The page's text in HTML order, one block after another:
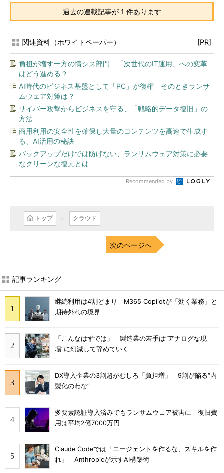
過去の連載記事が 1 件あります
関連資料（ホワイトペーパー） [PR]
負担が増す一方の情シス部門 「次世代のIT運用」への変革
はどう進める？
AI時代のビジネス基盤として「PC」が復権 そのときランサ
ムウェア対策は？
サイバー攻撃からビジネスを守る、「戦略的データ復旧」の
方法
商用利用の安全性を確保し大量のコンテンツを高速で生成す
る、AI活用の秘訣
バックアップだけでは防げない、ランサムウェア対策に必要
なクリーンな復元とは
Recommended by
トップ クラウド
次のページへ
記事ランキング
継続利用は4割どまり M365 Copilotが「効く業務」と
期待外れの境界
「こんなはずでは」 製造業の若手は“アナログな現
場”に幻滅して辞めていく
DX導入企業の3割超がむしろ「負担増」 9割が陥る“内
製化のわな”
多要素認証導入済みでもランサムウェア被害に 復旧費
用は平均2億7000万円
Claude Codeでは「エージェントを作るな、スキルを作
れ」 Anthropicが示すAI構築術